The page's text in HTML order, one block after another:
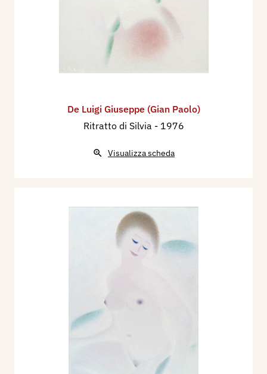
De Luigi Giuseppe (Gian Paolo)
Ritratto di Silvia - 1976
Visualizza scheda